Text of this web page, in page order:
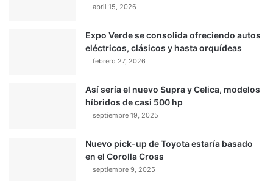
abril 15, 2026
Expo Verde se consolida ofreciendo autos
eléctricos, clásicos y hasta orquídeas
febrero 27, 2026
Así sería el nuevo Supra y Celica, modelos
híbridos de casi 500 hp
septiembre 19, 2025
Nuevo pick-up de Toyota estaría basado
en el Corolla Cross
septiembre 9, 2025